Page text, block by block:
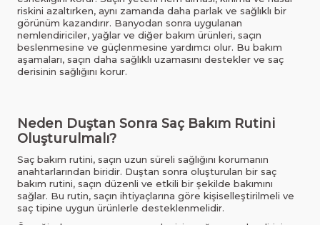
riskini azaltırken, aynı zamanda daha parlak ve sağlıklı bir
görünüm kazandırır. Banyodan sonra uygulanan
nemlendiriciler, yağlar ve diğer bakım ürünleri, saçın
beslenmesine ve güçlenmesine yardımcı olur. Bu bakım
aşamaları, saçın daha sağlıklı uzamasını destekler ve saç
derisinin sağlığını korur.
Neden Duştan Sonra Saç Bakım Rutini
Oluşturulmalı?
Saç bakım rutini, saçın uzun süreli sağlığını korumanın
anahtarlarından biridir. Duştan sonra oluşturulan bir saç
bakım rutini, saçın düzenli ve etkili bir şekilde bakımını
sağlar. Bu rutin, saçın ihtiyaçlarına göre kişiselleştirilmeli ve
saç tipine uygun ürünlerle desteklenmelidir.